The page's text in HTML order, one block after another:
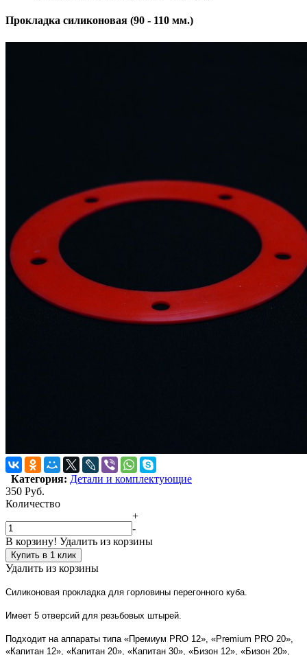
Прокладка силиконовая (90 - 110 мм.)
Категория: Детали и комплектующие
350 Руб.
Количество
+
-
В корзину! Удалить из корзины
Купить в 1 клик
Удалить из корзины
Силиконовая прокладка для горловины перегонного куба.
Имеет 5 отверсий для резьбовых штырей.
Подходит на аппараты типа «Премиум PRO 12», «Premium PRO 20»,
«Капитан 12», «Капитан 20», «Капитан 30», «Бизон 12», «Бизон 20»,